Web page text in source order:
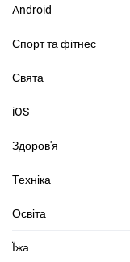
Android
Спорт та фітнес
Свята
iOS
Здоров'я
Техніка
Освіта
Їжа